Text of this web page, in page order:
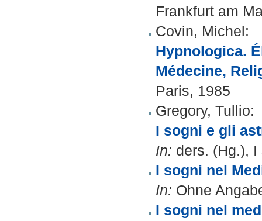
Frankfurt am
Covin, Michel:
Hypnologica.
Médecine,
Paris, 1985
Gregory, Tullio:
I sogni e gli
In: ders. (Hg.),
I sogni nel
In: Ohne
I sogni nel